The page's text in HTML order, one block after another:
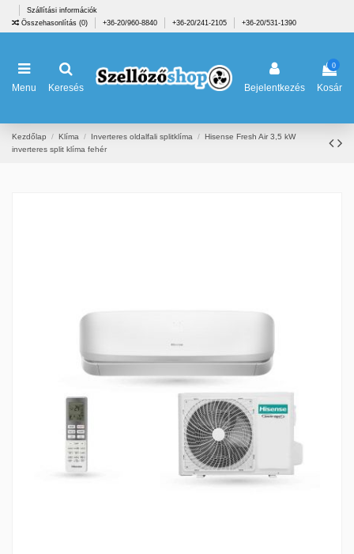
Szállítási információk
Összehasonlítás (0) +36-20/960-8840 +36-20/241-2105 +36-20/531-1390
Menu Keresés Bejelentkezés
0
Kosár
Kezdőlap Klíma Inverteres oldalfali splitklíma
Hisense Fresh Air 3,5 kW
inverteres split klíma fehér